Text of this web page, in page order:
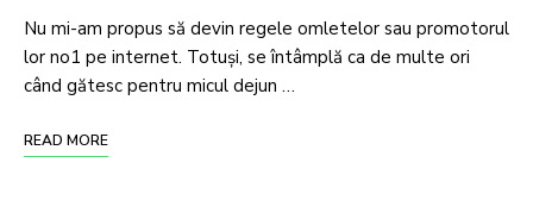
Nu mi-am propus să devin regele omletelor sau promotorul
lor no1 pe internet. Totuși, se întâmplă ca de multe ori
când gătesc pentru micul dejun …
READ MORE